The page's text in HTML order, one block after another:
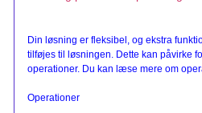
Din løsning er fleksibel, og ekstra
tilføjes til løsningen. Dette kan påvirke
operationer. Du kan læse mere om
Operationer